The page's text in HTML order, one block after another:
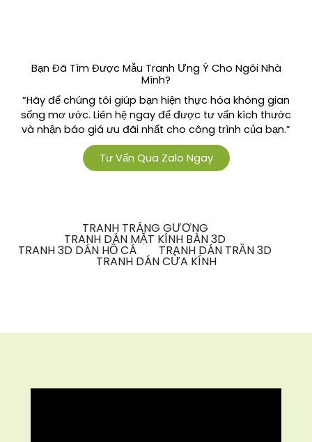
Bạn Đã Tìm Được Mẫu Tranh Ưng Ý Cho Ngôi Nhà
Mình?
“Hãy để chúng tôi giúp bạn hiện thực hóa không gian
sống mơ ước. Liên hệ ngay để được tư vấn kích thước
và nhận báo giá ưu đãi nhất cho công trình của bạn.”
Tư Vấn Qua Zalo Ngay
TRANH TRÁNG GƯƠNG
TRANH DÁN MẶT KÍNH BÀN 3D
TRANH 3D DÁN HỒ CÁ TRANH DÁN TRẦN 3D
TRANH DÁN CỬA KÍNH